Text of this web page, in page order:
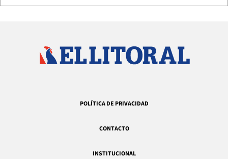
POLÍTICA DE PRIVACIDAD
CONTACTO
INSTITUCIONAL